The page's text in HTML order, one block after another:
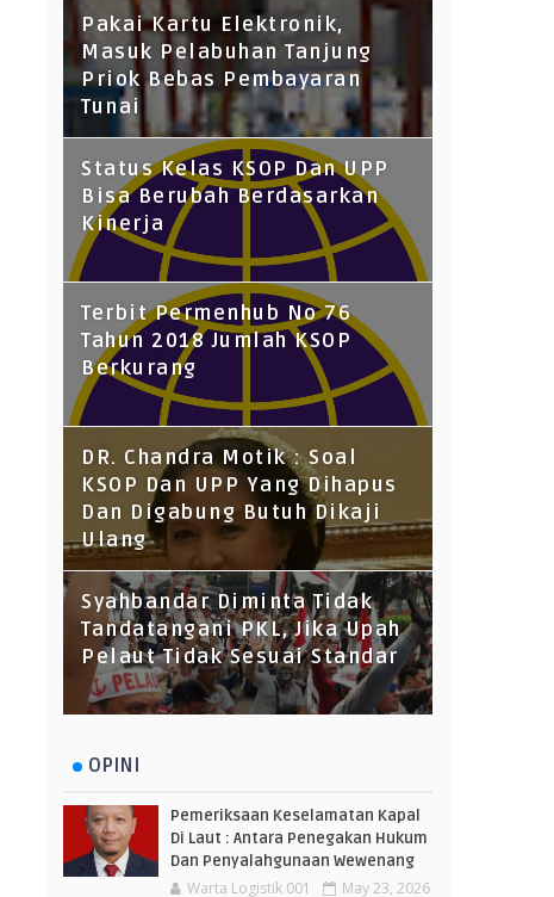
Pakai Kartu Elektronik,
Masuk Pelabuhan Tanjung
Priok Bebas Pembayaran
Tunai
Status Kelas KSOP Dan UPP
Bisa Berubah Berdasarkan
Kinerja
Terbit Permenhub No 76
Tahun 2018 Jumlah KSOP
Berkurang
DR. Chandra Motik : Soal
KSOP Dan UPP Yang Dihapus
Dan Digabung Butuh Dikaji
Ulang
Syahbandar Diminta Tidak
Tandatangani PKL, Jika Upah
Pelaut Tidak Sesuai Standar
OPINI
Pemeriksaan Keselamatan Kapal
Di Laut : Antara Penegakan Hukum
Dan Penyalahgunaan Wewenang
Warta Logistik 001 May 23, 2026